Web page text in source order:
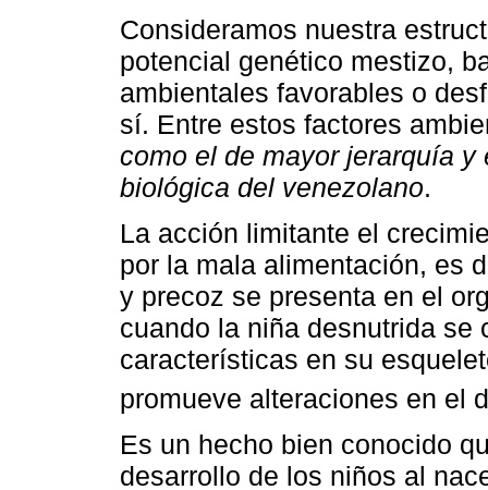
Consideramos nuestra
potencial genético mestizo,
ambientales favorables o
sí. Entre estos factores
como el de mayor jerarquía
biológica del venezolano.
La acción limitante el
por la mala alimentación, es
y precoz se presenta en el
cuando la niña desnutrida se
características en su
promueve alteraciones en el
Es un hecho bien conocido
desarrollo de los niños al